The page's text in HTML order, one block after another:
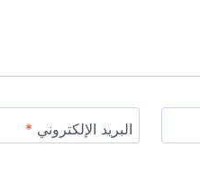
البريد الإلكتروني *